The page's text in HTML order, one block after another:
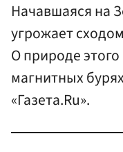
Начавшаяся на
угрожает
О природе
магнитных
«Газета.Ru».